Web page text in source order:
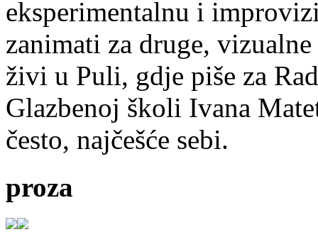
eksperimentalnu i
zanimati za druge,
živi u Puli, gdje piše za
Glazbenoj školi Ivana
često, najčešće sebi.
proza